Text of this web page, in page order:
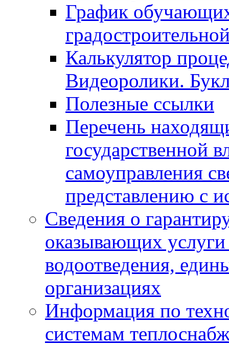
График
Калькулятор
Видеоролики.
Полезные ссылки
Перечень
государственной
самоуправления
представлению с
Сведения о
оказывающих
водоотведения,
организациях
Информация по
системам